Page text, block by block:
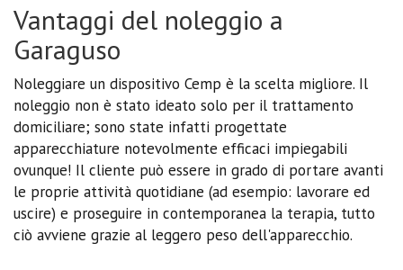
Vantaggi del noleggio a
Garaguso
Noleggiare un dispositivo Cemp è la scelta migliore. Il
noleggio non è stato ideato solo per il trattamento
domiciliare; sono state infatti progettate
apparecchiature notevolmente efficaci impiegabili
ovunque! Il cliente può essere in grado di portare avanti
le proprie attività quotidiane (ad esempio: lavorare ed
uscire) e proseguire in contemporanea la terapia, tutto
ciò avviene grazie al leggero peso dell'apparecchio.